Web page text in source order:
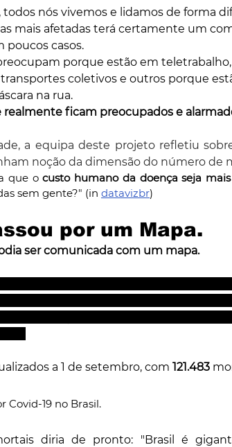
nós vivemos e lidamos de forma
mais afetadas terá certamente um
poucos casos.
porque estão em
coletivos e outros porque
na rua.
realmente ficam preocupados e
a equipa deste projeto refletiu
noção da dimensão do número de
que o custo humano da doença seja
sem gente?" (in datavizbr)
por um Mapa.
ser comunicada com um mapa.
a 1 de setembro, com 121.483
Covid‑19 no Brasil.
diria de pronto: "Brasil é